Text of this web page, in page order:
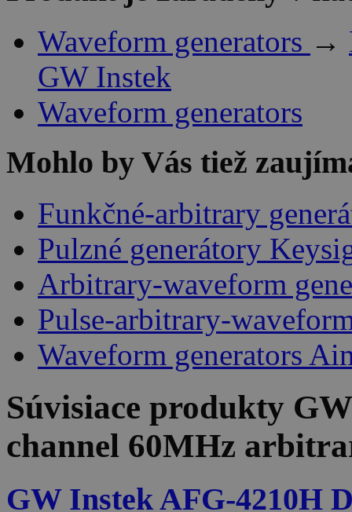
Waveform generators →
GW Instek
Waveform generators
Mohlo by Vás tiež
Funkčné-arbitrary
Pulzné generátory
Arbitrary-waveform
Pulse-arbitrary-
Waveform generators
Súvisiace produkty
channel 60MHz
GW Instek AFG-4210H